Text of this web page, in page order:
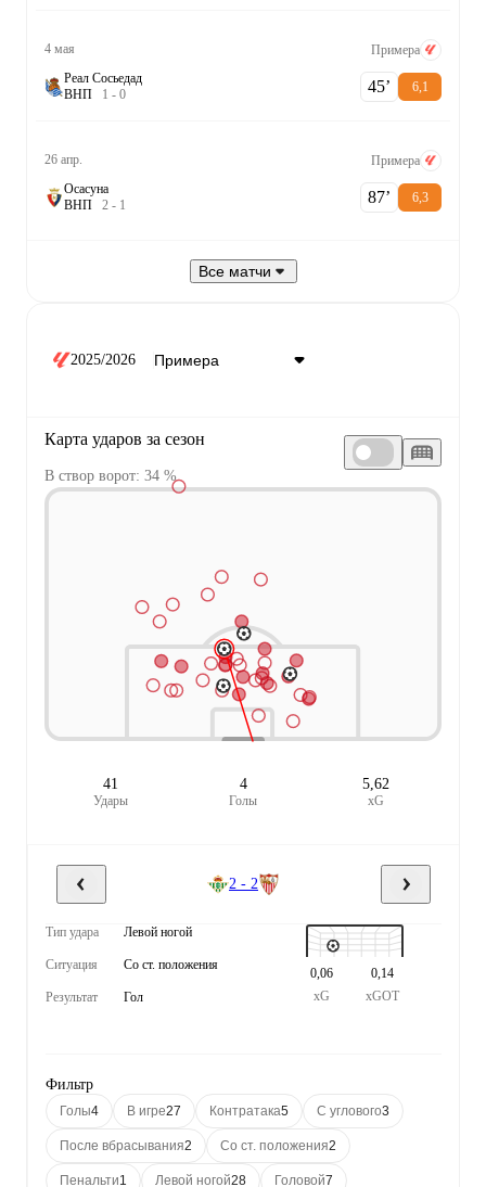
4 мая
Примера
Реал Сосьедад
ВНП 1 - 0 45‎’‎ 6,1
26 апр.
Примера
Осасуна
ВНП 2 - 1 87‎’‎ 6,3
Все матчи
2025/2026
Карта ударов за сезон
В створ ворот: 34 %
41
Удары
4
Голы
5,62
xG
2 - 2
Тип удара Левой ногой
Ситуация Со ст. положения
Результат Гол
0,06
xG
0,14
xGOT
Фильтр
Голы4 В игре27 Контратака5 С углового3
После вбрасывания2 Со ст. положения2
Пенальти1 Левой ногой28 Головой7